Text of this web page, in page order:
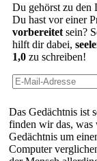
Du gehörst zu den
Du hast vor einer
vorbereitet sein?
hilft dir dabei,
1,0 zu schreiben!
Das Gedächtnis ist
finden wir das, was
Gedächtnis um
Computer